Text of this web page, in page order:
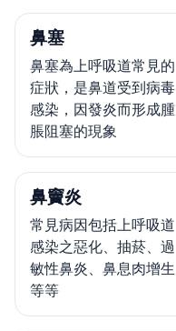
鼻塞
鼻塞為上呼吸道常見的
症狀，是鼻道受到病毒
感染，因發炎而形成腫
脹阻塞的現象
鼻竇炎
常見病因包括上呼吸道
感染之惡化、抽菸、過
敏性鼻炎、鼻息肉增生
等等